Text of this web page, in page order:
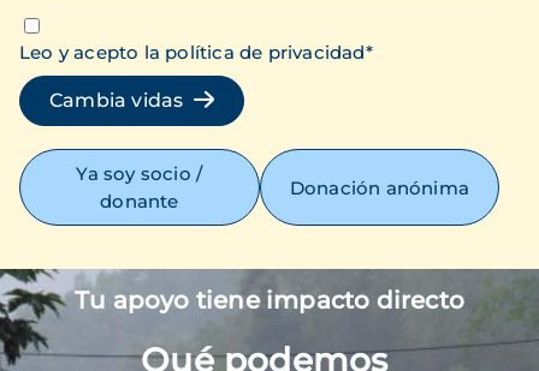
Leo y acepto la política de privacidad*
Cambia vidas
Ya soy socio /
donante
Donación anónima
Imagen Tu apoyo tiene impacto directo
Qué podemos